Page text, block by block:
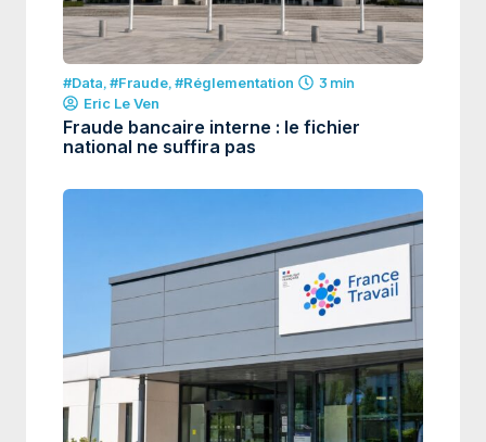
#Data,#Fraude,#Réglementation
3 min
Eric Le Ven
Fraude bancaire interne : le fichier
national ne suffira pas